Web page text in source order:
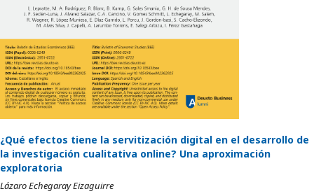
¿Qué efectos tiene la servitización digital en el desarrollo de
la investigación cualitativa online? Una aproximación
exploratoria
Lázaro Echegaray Eizaguirre